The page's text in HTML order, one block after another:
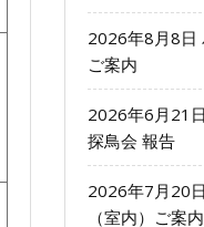
2026年8月8日
ご案内
2026年6月21
探鳥会 報告
2026年7月20
（室内）ご案内